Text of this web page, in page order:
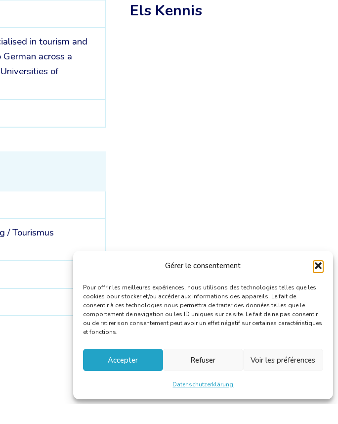
Gérer le consentement
Pour offrir les meilleures expériences, nous utilisons des technologies telles que les
cookies pour stocker et/ou accéder aux informations des appareils. Le fait de
consentir à ces technologies nous permettra de traiter des données telles que le
comportement de navigation ou les ID uniques sur ce site. Le fait de ne pas consentir
ou de retirer son consentement peut avoir un effet négatif sur certaines caractéristiques
et fonctions.
Accepter Refuser Voir les préférences
Datenschutzerklärung
in tourism and
across a
of
/Tourismus
Els Kennis